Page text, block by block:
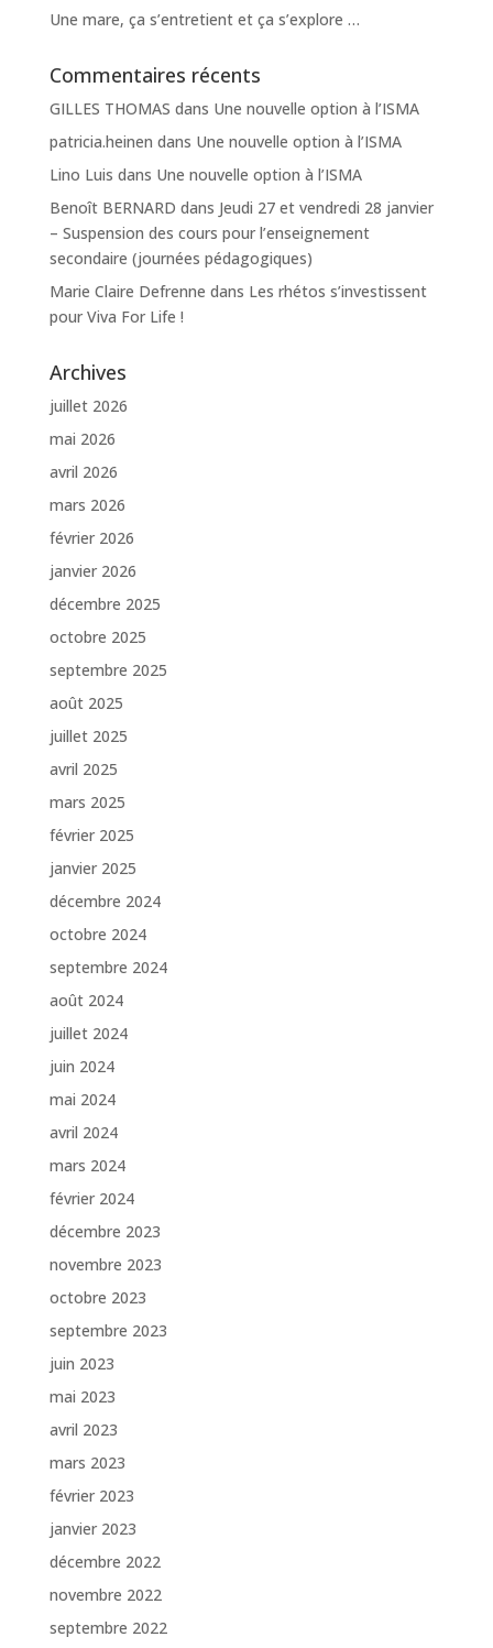
Une mare, ça s’entretient et ça s’explore …
Commentaires récents
GILLES THOMAS dans Une nouvelle option à l’ISMA
patricia.heinen dans Une nouvelle option à l’ISMA
Lino Luis dans Une nouvelle option à l’ISMA
Benoît BERNARD dans Jeudi 27 et vendredi 28 janvier
– Suspension des cours pour l’enseignement
secondaire (journées pédagogiques)
Marie Claire Defrenne dans Les rhétos s’investissent
pour Viva For Life !
Archives
juillet 2026
mai 2026
avril 2026
mars 2026
février 2026
janvier 2026
décembre 2025
octobre 2025
septembre 2025
août 2025
juillet 2025
avril 2025
mars 2025
février 2025
janvier 2025
décembre 2024
octobre 2024
septembre 2024
août 2024
juillet 2024
juin 2024
mai 2024
avril 2024
mars 2024
février 2024
décembre 2023
novembre 2023
octobre 2023
septembre 2023
juin 2023
mai 2023
avril 2023
mars 2023
février 2023
janvier 2023
décembre 2022
novembre 2022
septembre 2022